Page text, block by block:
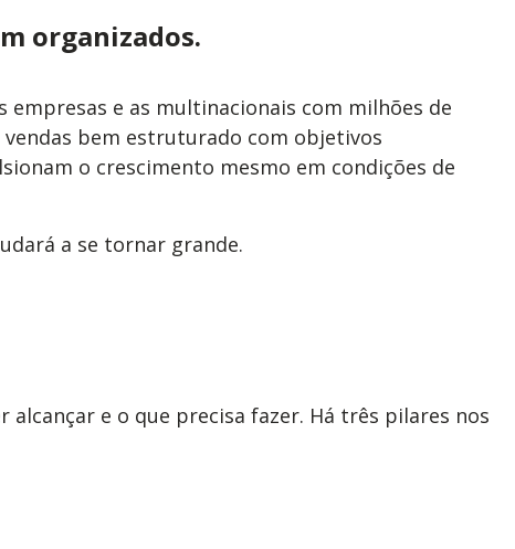
organizados.
e as multinacionais com milhões de
vendas bem estruturado com objetivos
o crescimento mesmo em condições de
a se tornar grande.
alcançar e o que precisa fazer. Há três pilares nos